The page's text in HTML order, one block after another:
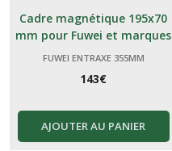
Cadre magnétique 195x70
mm pour Fuwei et marques
génériques Chinoises
FUWEI ENTRAXE 355MM
143€
AJOUTER AU PANIER